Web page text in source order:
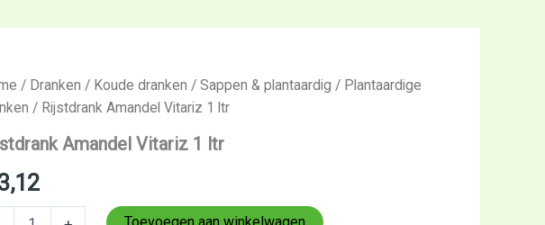
/ Dranken / Koude dranken / Sappen & plantaardig / Plantaardige
/ Rijstdrank Amandel Vitariz 1 ltr
Amandel Vitariz 1 ltr